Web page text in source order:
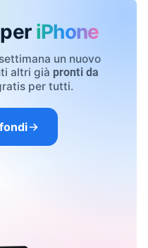
iPhone
un nuovo
altri già pronti da
per tutti.